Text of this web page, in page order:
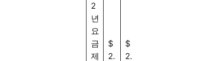
2
년
요
금
제
$
2.
$
2.